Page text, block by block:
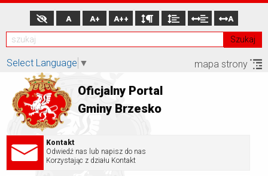
Szukaj
A A+ A++ A
Select Language ▼ mapa strony
Oficjalny Portal
Gminy Brzesko
Kontakt
Odwiedź nas lub napisz do nas
Korzystając z działu Kontakt